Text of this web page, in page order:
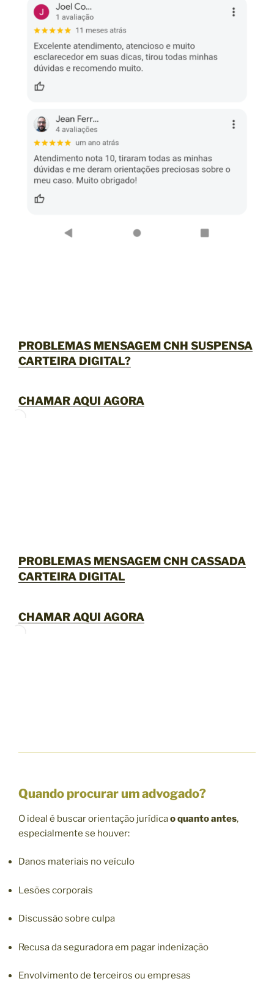
PROBLEMAS MENSAGEM CNH SUSPENSA
CARTEIRA DIGITAL?
CHAMAR AQUI AGORA
PROBLEMAS MENSAGEM CNH CASSADA
CARTEIRA DIGITAL
CHAMAR AQUI AGORA
Quando procurar um advogado?
O ideal é buscar orientação jurídicao quanto antes,
especialmente se houver:
Danos materiais no veículo
Lesões corporais
Discussão sobre culpa
Recusa da seguradora em pagar indenização
Envolvimento de terceiros ou empresas